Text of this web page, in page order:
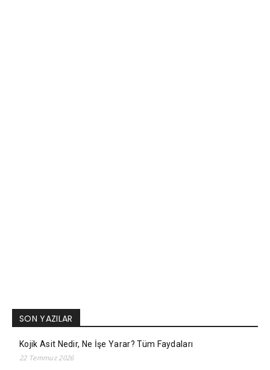
SON YAZILAR
Kojik Asit Nedir, Ne İşe Yarar? Tüm Faydaları
22 Temmuz 2026